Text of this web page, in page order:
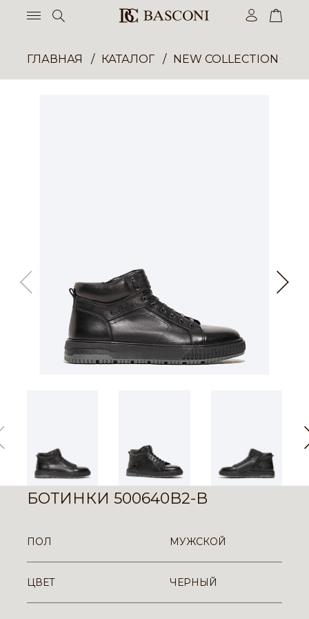
ГЛАВНАЯ КАТАЛОГ NEW COLLECTION
БОТИНКИ 500640B2-B
ПОЛ МУЖСКОЙ
ЦВЕТ ЧЕРНЫЙ